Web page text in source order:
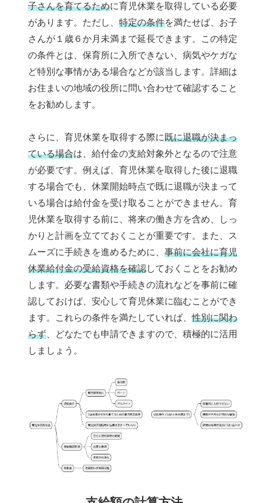
子さんを育てるために育児休業を取得している必要
があります。ただし、 特定の条件を満たせば、お子
さんが１歳６か月未満まで延長できます。この特定
の条件とは、保育所に入所できない、病気やケガな
ど特別な事情がある場合などが該当します。詳細は
お住まいの地域の役所に問い合わせて確認すること
をお勧めします。
さらに、育児休業を取得する際に既に退職が決まっ
ている場合は、給付金の支給対象外となるので注意
が必要です。例えば、育児休業を取得した後に退職
する場合でも、休業開始時点で既に退職が決まって
いる場合は給付金を受け取ることができません。育
児休業を取得する前に、将来の働き方を含め、しっ
かりと計画を立てておくことが重要です。また、ス
ムーズに手続きを進めるために、 事前に会社に育児
休業給付金の受給資格を確認しておくことをお勧め
します。必要な書類や手続きの流れなどを事前に確
認しておけば、安心して育児休業に臨むことができ
ます。これらの条件を満たしていれば、性別に関わ
らず 、どなたでも申請できますので、積極的に活用
しましょう。